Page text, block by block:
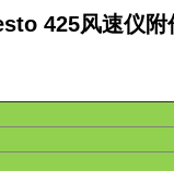
425风速仪附